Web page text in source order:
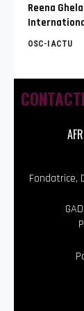
Reena
OSC-I ACTU
Fondatrice,